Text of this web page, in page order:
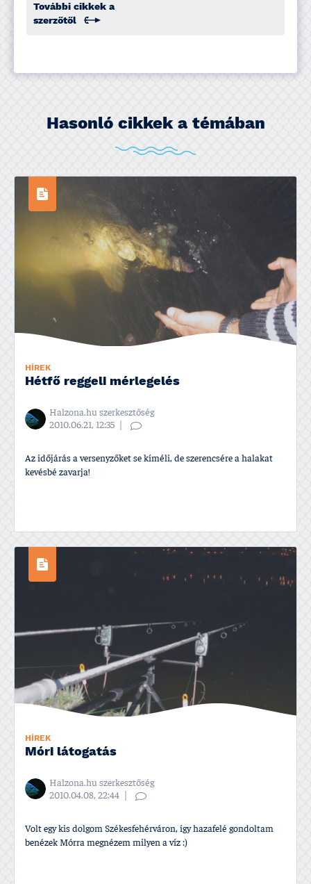
További cikkek a
szerzőtől
Hasonló cikkek a témában
HÍREK
Hétfő reggeli mérlegelés
Halzona.hu szerkesztőség
2010.06.21, 12:35
Az időjárás a versenyzőket se kí­méli, de szerencsére a halakat
kevésbé zavarja!
HÍREK
Móri látogatás
Halzona.hu szerkesztőség
2010.04.08, 22:44
Volt egy kis dolgom Székesfehérváron, í­gy hazafelé gondoltam
benézek Mórra megnézem milyen a ví­z :)